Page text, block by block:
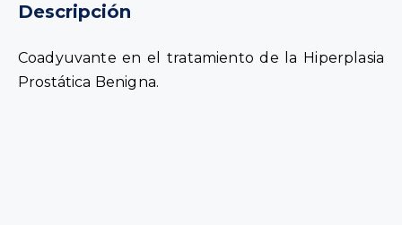
Descripción
Coadyuvante en el tratamiento de la Hiperplasia
Prostática Benigna.